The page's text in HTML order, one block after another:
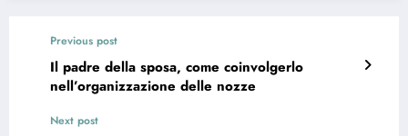
Previous post
Il padre della sposa, come coinvolgerlo
nell’organizzazione delle nozze
Next post